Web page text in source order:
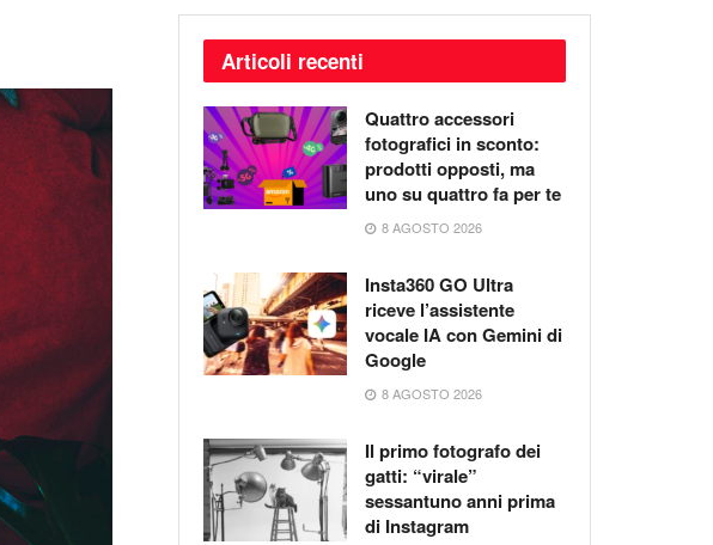
Articoli recenti
Quattro accessori
fotografici in sconto:
prodotti opposti, ma
uno su quattro fa per te
8 AGOSTO 2026
Insta360 GO Ultra
riceve l’assistente
vocale IA con Gemini di
Google
8 AGOSTO 2026
Il primo fotografo dei
gatti: “virale”
sessantuno anni prima
di Instagram